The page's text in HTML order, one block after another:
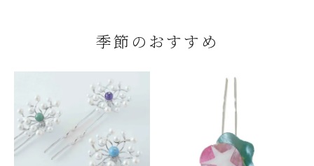
季節のおすすめ